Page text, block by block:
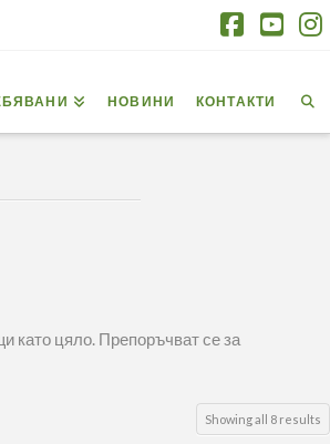
НОВИНИ КОНТАКТИ
като цяло. Препоръчват се за
Showing all 8 results